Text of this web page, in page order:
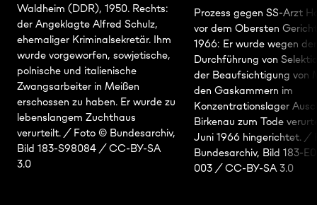
Waldheim (DDR), 1950. Rechts:
der Angeklagte Alfred Schulz,
ehemaliger Kriminalsekretär. Ihm
wurde vorgeworfen, sowjetische,
polnische und italienische
Zwangsarbeiter in Meißen
erschossen zu haben. Er wurde zu
lebenslangem Zuchthaus
verurteilt. / Foto © Bundesarchiv,
Bild 183-S98084 / CC-BY-SA
3.0
Prozess gegen SS-Arzt
vor dem Obersten
1966: Er wurde wegen der
Durchführung von
der Beaufsichtigung von
den Gaskammern im
Konzentrationslager
Birkenau zum Tode
Juni 1966 hingerichtet. /
Bundesarchiv, Bild 183-
003 / CC-BY-SA 3.0